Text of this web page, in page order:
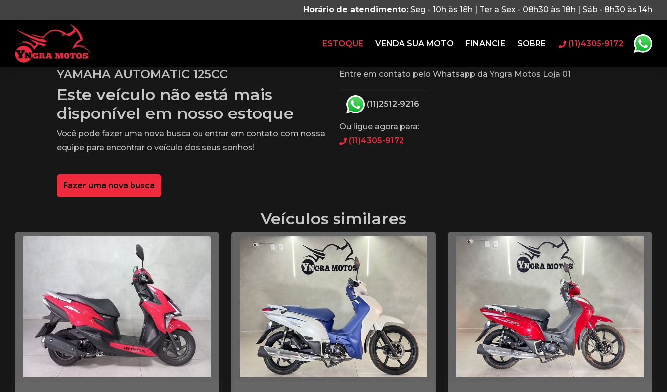
Horário de atendimento: Seg - 10h às 18h | Ter a Sex - 08h30 às 18h | Sáb - 8h30 às 14h
ESTOQUE VENDA SUA MOTO FINANCIE SOBRE (11)4305-9172
YAMAHA AUTOMATIC 125CC
Este veículo não está mais
disponível em nosso estoque
Você pode fazer uma nova busca ou entrar em contato com nossa
equipe para encontrar o veículo dos seus sonhos!
Fazer uma nova busca
Entre em contato pelo Whatsapp da Yngra Motos Loja 01
(11)2512-9216
Ou ligue agora para:
(11)4305-9172
Veículos similares